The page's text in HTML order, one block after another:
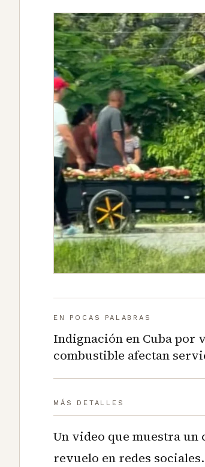
EN POCAS PALABRAS
Indignación en Cuba por
combustible afectan
MÁS DETALLES
Un video que muestra un
revuelo en redes